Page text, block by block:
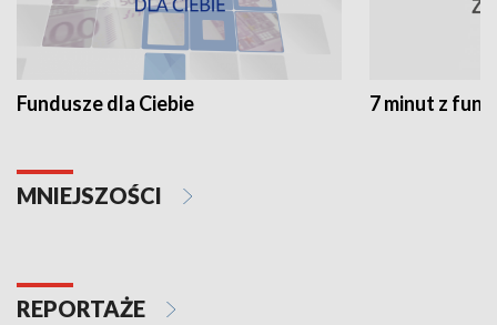
Fundusze dla Ciebie 7 minut z
MNIEJSZOŚCI
REPORTAŻE